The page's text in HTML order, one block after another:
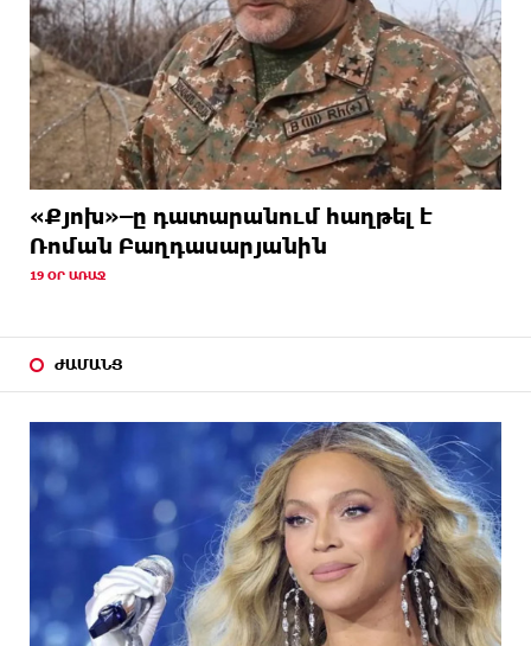
«Քյոխ»–ը դատարանում հաղթել է
Ռոման Բաղդասարյանին
19 ՕՐ ԱՌԱՋ
ԺԱՄԱՆՑ